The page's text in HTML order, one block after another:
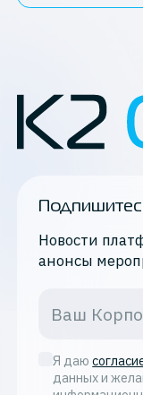
Новости
анонсы
Я даю
данных и